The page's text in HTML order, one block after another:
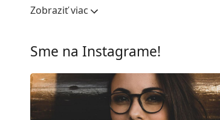
Šírka:
Šírka mostíka:
Nastaviteľné sedielka:
Nie
Príslušenstvo
Zobraziť viac
Sme na Instagrame!